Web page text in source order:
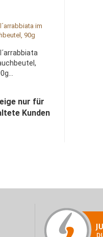
nur für
Kunden